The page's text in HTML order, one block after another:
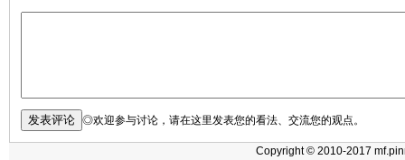
◎欢迎参与讨论，请在这里发表您的看法、交流您的观点。
Copyright © 2010-2017